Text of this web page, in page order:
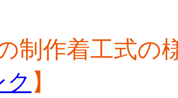
制作着工式の
ク 】